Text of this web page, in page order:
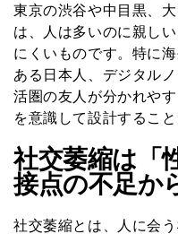
東京の渋谷や中目黒、
は、人は多いのに親し
にくいものです。特に
ある日本人、デジタル
活圏の友人が分かれや
を意識して設計するこ
社交萎縮は「
接点の不足か
社交萎縮とは、人に会